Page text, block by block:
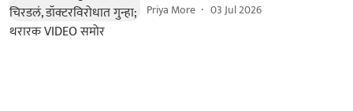
Priya More 03 Jul 2026